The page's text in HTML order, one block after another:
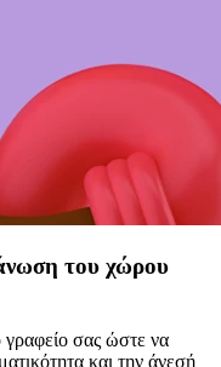
του χώρου
σας ώστε να
και την άνεσή